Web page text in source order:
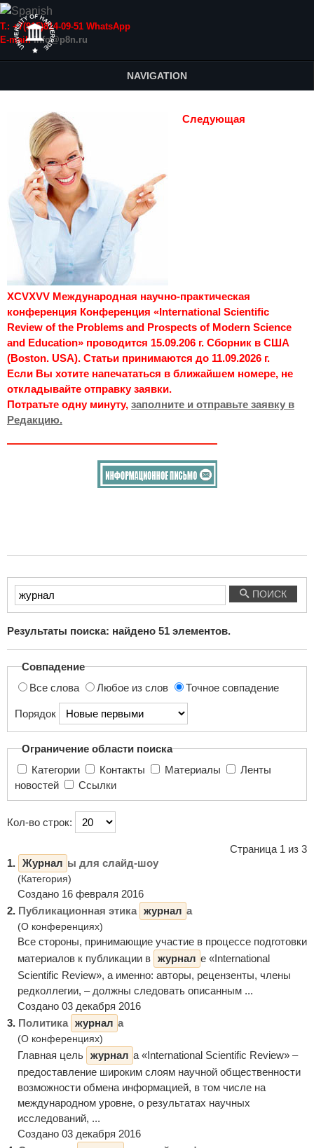
Т.: +7(915)814-09-51 WhatsApp
E-mail:info@p8n.ru
NAVIGATION
Следующая
XCVXVV Международная научно-практическая
конференция Конференция «International Scientific
Review of the Problems and Prospects of Modern Science
and Education» проводится 15.09.206 г. Сборник в США
(Boston. USA). Статьи принимаются до 11.09.2026 г.
Если Вы хотите напечататься в ближайшем номере, не
откладывайте отправку заявки.
Потратьте одну минуту, заполните и отправьте заявку в
Редакцию.
Введите
текст
поиска...
ПОИСК
Результаты поиска: найдено 51 элементов.
Совпадение
Все слова
Любое из слов Точное совпадение
Порядок
Ограничение области поиска
Категории
Контакты Материалы
новостей
Ссылки
Кол-во строк:
Страница 1 из 3
1. Журнал ы для слайд-шоу
(Категория)
Создано 16 февраля 2016
2. Публикационная этика журнал а
(О конференциях)
Все стороны, принимающие участие в процессе подготовки
материалов к публикации в журнал е «International
Scientific Review», а именно: авторы, рецензенты, члены
редколлегии, – должны следовать описанным ...
Создано 03 декабря 2016
3. Политика журнал а
(О конференциях)
Главная цель журнал а «International Scientific Review» –
предоставление широким слоям научной общественности
возможности обмена информацией, в том числе на
международном уровне, о результатах научных
исследований, ...
Создано 03 декабря 2016